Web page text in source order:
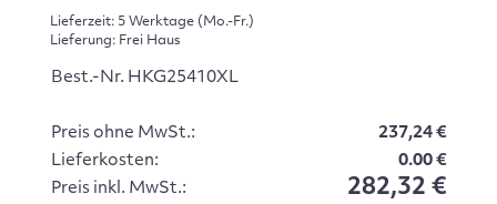
Lieferzeit: 5 Werktage (Mo.-Fr.)
Lieferung: Frei Haus
Best.-Nr. HKG25410XL
Preis ohne MwSt.:
237,24 €
Lieferkosten:
0.00 €
Preis inkl. MwSt.:
282,32 €